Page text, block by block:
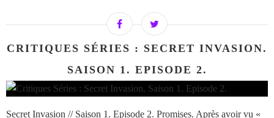
CRITIQUES SÉRIES : SECRET INVASION.
SAISON 1. EPISODE 2.
Secret Invasion // Saison 1. Episode 2. Promises. Après avoir vu «